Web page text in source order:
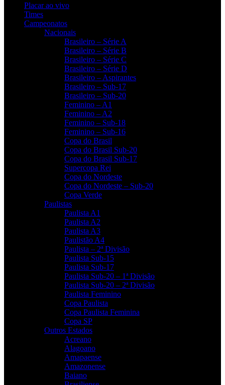
Placar ao vivo
Times
Campeonatos
Nacionais
Brasileiro – Série A
Brasileiro – Série B
Brasileiro – Série C
Brasileiro – Série D
Brasileiro – Aspirantes
Brasileiro – Sub-17
Brasileiro – Sub-20
Feminino – A1
Feminino – A2
Feminino – Sub-18
Feminino – Sub-16
Copa do Brasil
Copa do Brasil Sub-20
Copa do Brasil Sub-17
Supercopa Rei
Copa do Nordeste
Copa do Nordeste – Sub-20
Copa Verde
Paulistas
Paulista A1
Paulista A2
Paulista A3
Paulistão A4
Paulista – 2ª Divisão
Paulista Sub-15
Paulista Sub-17
Paulista Sub-20 – 1ª Divisão
Paulista Sub-20 – 2ª Divisão
Paulista Feminino
Copa Paulista
Copa Paulista Feminina
Copa SP
Outros Estados
Acreano
Alagoano
Amapaense
Amazonense
Baiano